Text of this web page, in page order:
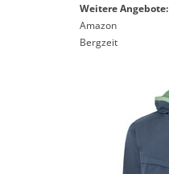
Weitere Angebote:
Amazon
Bergzeit